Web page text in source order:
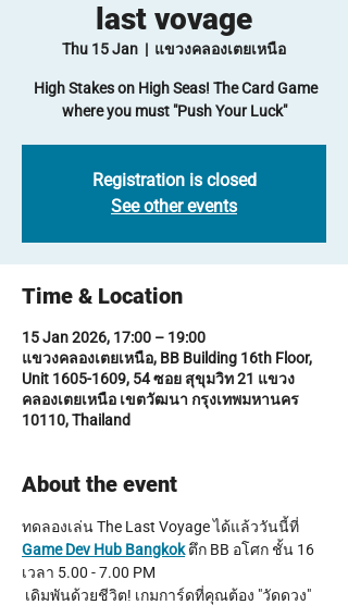
last vovage
Thu 15 Jan
  |
แขวงคลองเตยเหนือ
High Stakes on High Seas! The Card Game
where you must "Push Your Luck"
Registration is closed
See other events
Time & Location
15 Jan 2026, 17:00 – 19:00
แขวงคลองเตยเหนือ, BB Building 16th Floor,
Unit 1605-1609, 54 ซอย สุขุมวิท 21 แขวง
คลองเตยเหนือ เขตวัฒนา กรุงเทพมหานคร
10110, Thailand
About the event
ทดลองเล่น The Last Voyage ได้แล้ววันนี้ที่
Game Dev Hub Bangkok ตึก BB อโศก ชั้น 16
เวลา 5.00 - 7.00 PM
เดิมพันด้วยชีวิต! เกมการ์ดที่คุณต้อง "วัดดวง"